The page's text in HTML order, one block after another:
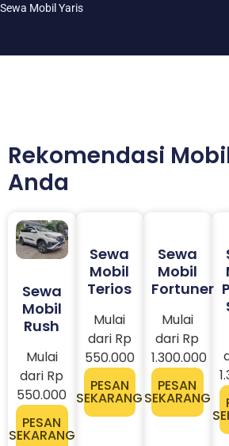
Sewa Mobil Yaris
Rekomendasi
Anda
Sewa
Mobil
Rush
Mulai
dari Rp
550.000
PESAN
SEKARANG
Sewa
Mobil
Terios
Mulai
dari Rp
550.000
PESAN
SEKARANG
Sewa
Mobil
Fortuner
Mulai
dari Rp
1.300.000
PESAN
SEKARANG